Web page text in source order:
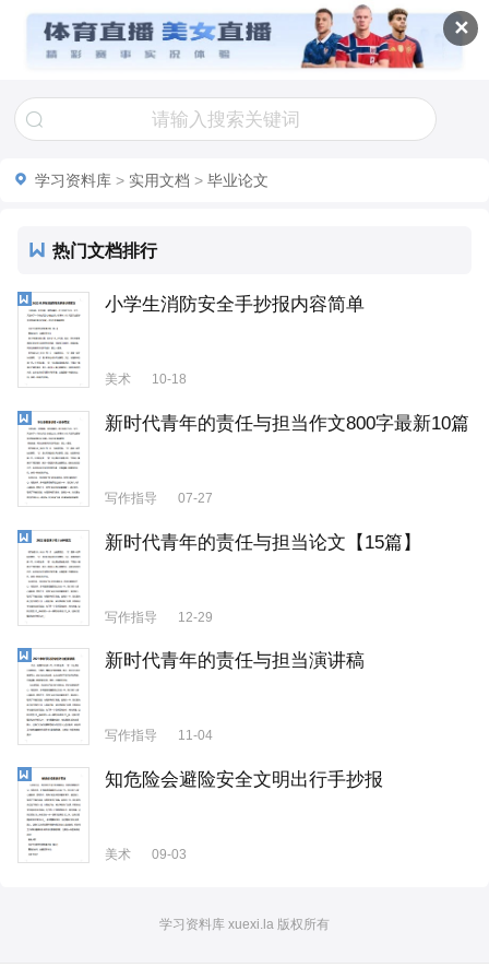
✕
学习资料库 > 实用文档 > 毕业论文
热门文档排行
小学生消防安全手抄报内容简单
美术 10-18
新时代青年的责任与担当作文800字最新10篇
写作指导 07-27
新时代青年的责任与担当论文【15篇】
写作指导 12-29
新时代青年的责任与担当演讲稿
写作指导 11-04
知危险会避险安全文明出行手抄报
美术 09-03
学习资料库 xuexi.la 版权所有